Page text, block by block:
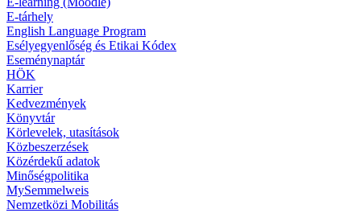
E-tárhely
English Language Program
Esélyegyenlőség és Etikai Kódex
Eseménynaptár
HÖK
Karrier
Kedvezmények
Könyvtár
Körlevelek, utasítások
Közbeszerzések
Közérdekű adatok
Minőségpolitika
MySemmelweis
Nemzetközi Mobilitás